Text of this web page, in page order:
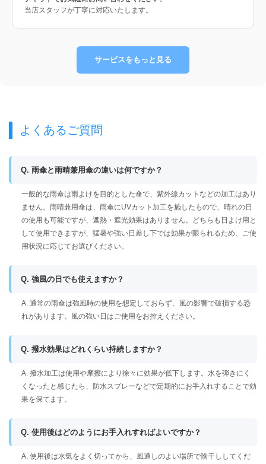
当店スタッフが丁寧に対応いたします。
サービスをもっと見る
よくあるご質問
Q. 雨傘と雨晴兼用傘の違いは何ですか？
一般的な雨傘は雨よけを目的とした傘で、紫外線カットなどの加工はあり
ません。雨晴兼用傘は、雨傘にUVカット加工を施したもので、晴れの日
の使用も可能ですが、遮熱・遮光効果はありません。どちらも日よけ用と
して使用できますが、猛暑や強い日差し下では効果が限られるため、ご使
用状況に応じてお選びください。
Q. 強風の日でも使えますか？
A. 通常の雨傘は強風時の使用を想定しておらず、風の影響で破損する恐
れがあります。風の強い日はご使用をお控えください。
Q. 撥水効果はどれくらい持続しますか？
A. 撥水加工は使用や摩擦により徐々に効果が低下します。水を弾きにく
くなったと感じたら、防水スプレーなどで定期的にお手入れすることで効
果を保てます。
Q. 使用後はどのようにお手入れすればよいですか？
A. 使用後は水気をよく切ってから、風通しのよい場所で陰干ししてくだ